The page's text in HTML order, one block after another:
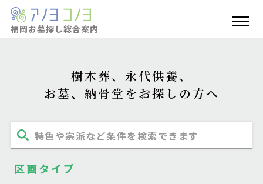
福岡お墓探し総合案内
樹木葬、永代供養、
お墓、納骨堂をお探しの方へ
特色や宗派など条件を検索できます
区画タイプ